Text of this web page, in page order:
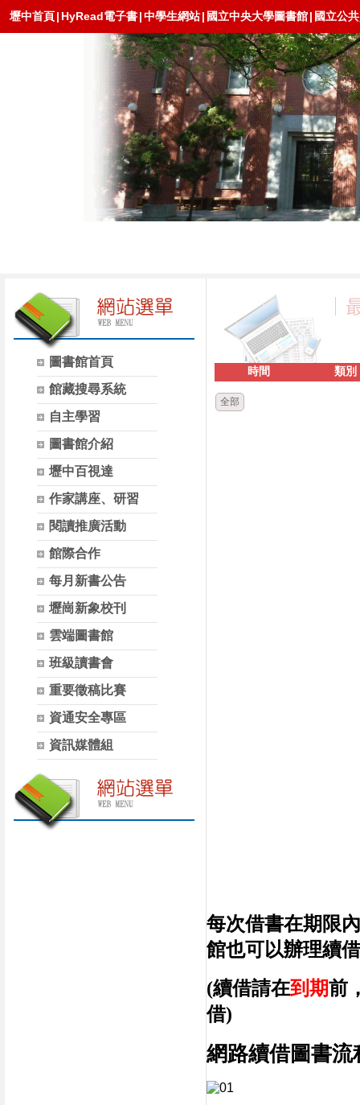
壢中首頁| HyRead電子書|中學生網站| 國立中央大學圖書館| 國立公
圖書館首頁
館藏搜尋系統
自主學習
圖書館介紹
壢中百視達
作家講座、研習
閱讀推廣活動
館際合作
每月新書公告
壢崗新象校刊
雲端圖書館
班級讀書會
重要徵稿比賽
資通安全專區
資訊媒體組
時間 類別
全部
每次借書在期限
館也可以辦理續
(續借請在到期前
借)
網路續借圖書流